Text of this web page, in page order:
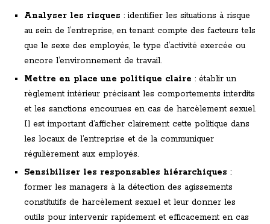
Analyser les risques : identifier les situations à risque
au sein de l’entreprise, en tenant compte des facteurs tels
que le sexe des employés, le type d’activité exercée ou
encore l’environnement de travail.
Mettre en place une politique claire : établir un
règlement intérieur précisant les comportements interdits
et les sanctions encourues en cas de harcèlement sexuel.
Il est important d’afficher clairement cette politique dans
les locaux de l’entreprise et de la communiquer
régulièrement aux employés.
Sensibiliser les responsables hiérarchiques :
former les managers à la détection des agissements
constitutifs de harcèlement sexuel et leur donner les
outils pour intervenir rapidement et efficacement en cas